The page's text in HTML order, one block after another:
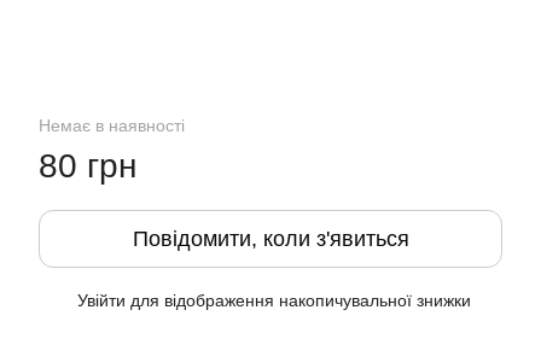
Немає в наявності
80 грн
Повідомити, коли з'явиться
Увійти для відображення накопичувальної знижки